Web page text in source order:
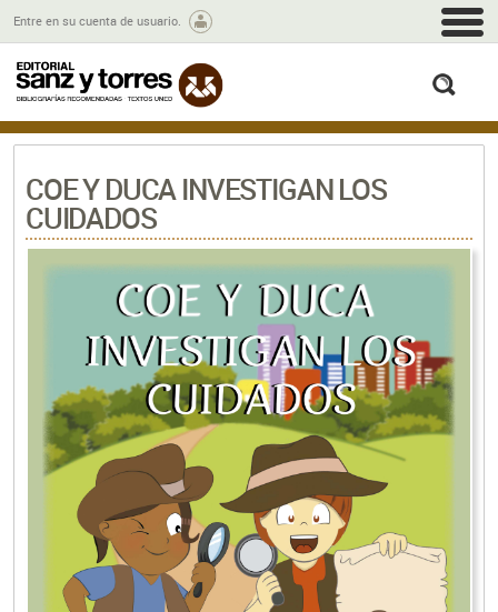
Entre en su cuenta de usuario.
COE Y DUCA INVESTIGAN LOS
CUIDADOS